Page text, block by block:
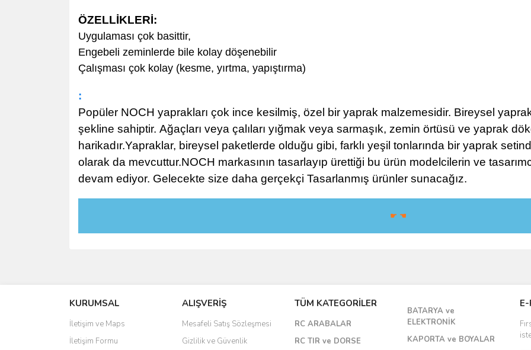
ÖZELLİKLERİ:
Uygulaması çok basittir,
Engebeli zeminlerde bile kolay döşenebilir
Çalışması çok kolay (kesme, yırtma, yapıştırma)
:
Popüler NOCH yaprakları çok ince kesilmiş, özel bir yaprak malzemesidir. Bireysel
şekline sahiptir. Ağaçları veya çalıları yığmak veya sarmaşık, zemin örtüsü ve yaprak
harikadır.Yapraklar, bireysel paketlerde olduğu gibi, farklı yeşil tonlarında bir yaprak
olarak da mevcuttur.NOCH markasının tasarlayıp ürettiği bu ürün modelcilerin ve
devam ediyor. Gelecekte size daha gerçekçi Tasarlanmış ürünler sunacağız.
☛ ☚
Yorum Yaz
KURUMSAL
İletişim ve Maps
İletişim Formu
ALIŞVERİŞ
Mesafeli Satış Sözleşmesi
Gizlilik ve Güvenlik
TÜM KATEGORİLER
RC ARABALAR
RC TIR ve DORSE
BATARYA ve
ELEKTRONİK
KAPORTA ve BOYALAR